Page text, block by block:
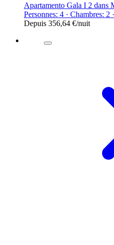
Apartamento Gala I 2 dans
Personnes: 4 · Chambres: 2
Depuis 356,64 €/nuit